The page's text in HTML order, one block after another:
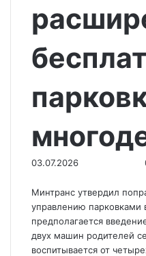
03.07.2026
Минтранс утвердил
управлению парковками
предполагается
двух машин родителей
воспитывается от